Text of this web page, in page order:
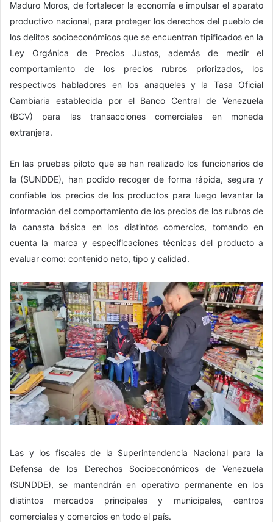
Maduro Moros, de fortalecer la economía e impulsar el aparato
productivo nacional, para proteger los derechos del pueblo de
los delitos socioeconómicos que se encuentran tipificados en la
Ley Orgánica de Precios Justos, además de medir el
comportamiento de los precios rubros priorizados, los
respectivos habladores en los anaqueles y la Tasa Oficial
Cambiaria establecida por el Banco Central de Venezuela
(BCV) para las transacciones comerciales en moneda
extranjera.
En las pruebas piloto que se han realizado los funcionarios de
la (SUNDDE), han podido recoger de forma rápida, segura y
confiable los precios de los productos para luego levantar la
información del comportamiento de los precios de los rubros de
la canasta básica en los distintos comercios, tomando en
cuenta la marca y especificaciones técnicas del producto a
evaluar como: contenido neto, tipo y calidad.
Las y los fiscales de la Superintendencia Nacional para la
Defensa de los Derechos Socioeconómicos de Venezuela
(SUNDDE), se mantendrán en operativo permanente en los
distintos mercados principales y municipales, centros
comerciales y comercios en todo el país.